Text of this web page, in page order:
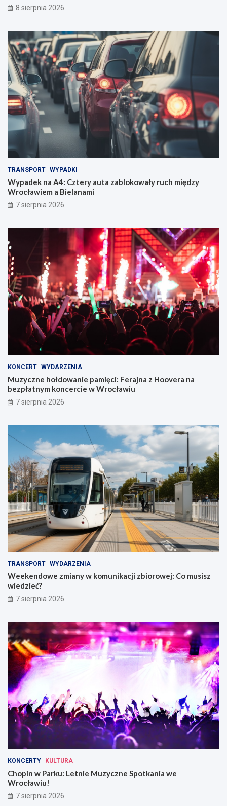
8 sierpnia 2026
TRANSPORT WYPADKI
Wypadek na A4: Cztery auta zablokowały ruch między
Wrocławiem a Bielanami
7 sierpnia 2026
KONCERT WYDARZENIA
Muzyczne hołdowanie pamięci: Ferajna z Hoovera na
bezpłatnym koncercie w Wrocławiu
7 sierpnia 2026
TRANSPORT WYDARZENIA
Weekendowe zmiany w komunikacji zbiorowej: Co musisz
wiedzieć?
7 sierpnia 2026
KONCERTY KULTURA
Chopin w Parku: Letnie Muzyczne Spotkania we
Wrocławiu!
7 sierpnia 2026